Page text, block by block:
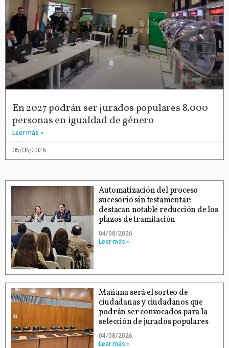
En 2027 podrán ser jurados populares 8.000
personas en igualdad de género
Leer más »
05/08/2026
Automatización del proceso
sucesorio sin testamentar:
destacan notable reducción de los
plazos de tramitación
04/08/2026
Leer más »
Mañana será el sorteo de
ciudadanas y ciudadanos que
podrán ser convocados para la
selección de jurados populares
04/08/2026
Leer más »